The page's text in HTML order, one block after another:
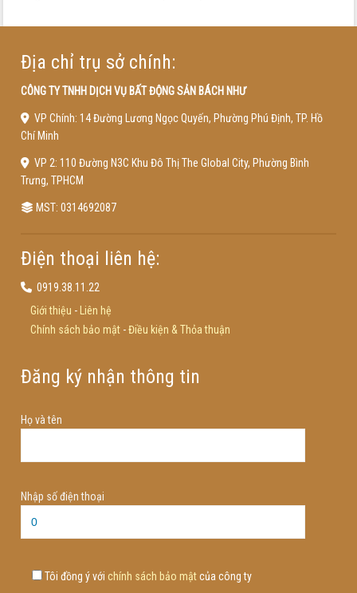
Địa chỉ trụ sở chính:
CÔNG TY TNHH DỊCH VỤ BẤT ĐỘNG SẢN BÁCH NHƯ
VP Chính: 14 Đường Lương Ngọc Quyến, Phường Phú Định, TP. Hồ
Chí Minh
VP 2: 110 Đường N3C Khu Đô Thị The Global City, Phường Bình
Trưng, TPHCM
MST: 0314692087
Điện thoại liên hệ:
0919.38.11.22
Giới thiệu -
Liên hệ
Chính sách bảo mật-Điều kiện & Thỏa thuận
Đăng ký nhận thông tin
Họ và tên
Nhập số điện thoại
Tôi đồng ý với chính sách bảo mậtcủa công ty